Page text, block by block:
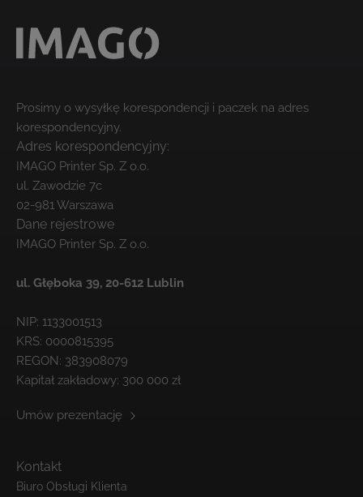
Prosimy o wysyłkę korespondencji i paczek na adres
korespondencyjny.
Adres korespondencyjny:
IMAGO Printer Sp. Z o.o.
ul. Zawodzie 7c
02-981 Warszawa
Dane rejestrowe
IMAGO Printer Sp. Z o.o.
ul. Głęboka 39, 20-612 Lublin
NIP: 1133001513
KRS: 0000815395
REGON: 383908079
Kapitał zakładowy: 300 000 zł
Umów prezentację
Kontakt
Biuro Obsługi Klienta